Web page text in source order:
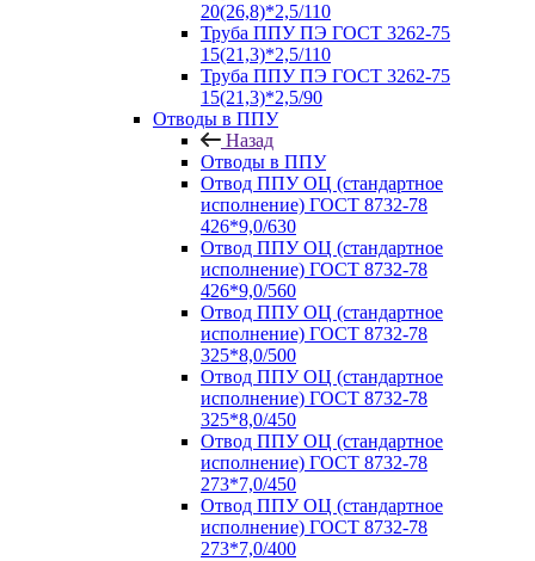
20(26,8)*2,5/110
Труба ППУ ПЭ ГОСТ 3262-75
15(21,3)*2,5/110
Труба ППУ ПЭ ГОСТ 3262-75
15(21,3)*2,5/90
Отводы в ППУ
Назад
Отводы в ППУ
Отвод ППУ ОЦ (стандартное
исполнение) ГОСТ 8732-78
426*9,0/630
Отвод ППУ ОЦ (стандартное
исполнение) ГОСТ 8732-78
426*9,0/560
Отвод ППУ ОЦ (стандартное
исполнение) ГОСТ 8732-78
325*8,0/500
Отвод ППУ ОЦ (стандартное
исполнение) ГОСТ 8732-78
325*8,0/450
Отвод ППУ ОЦ (стандартное
исполнение) ГОСТ 8732-78
273*7,0/450
Отвод ППУ ОЦ (стандартное
исполнение) ГОСТ 8732-78
273*7,0/400